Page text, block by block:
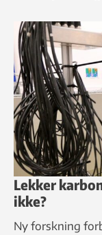
Lekker
ikke?
Ny forskning